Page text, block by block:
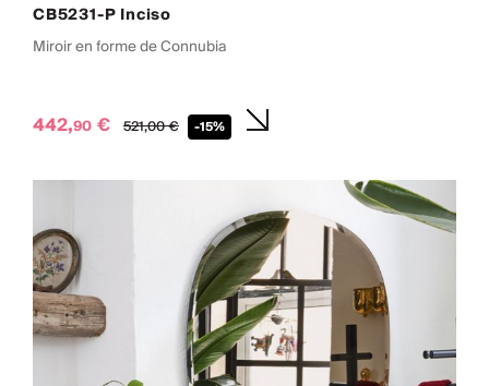
CB5231-P Inciso
Miroir en forme de Connubia
442,90 € 521,00€ -15%